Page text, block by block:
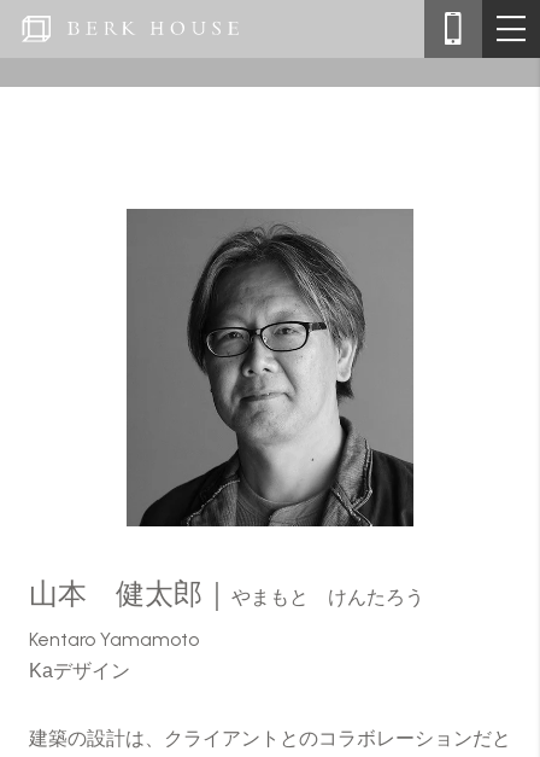
山本 健太郎｜ やまもと けんたろう
Kentaro Yamamoto
Kaデザイン
建築の設計は、クライアントとのコラボレーションだと